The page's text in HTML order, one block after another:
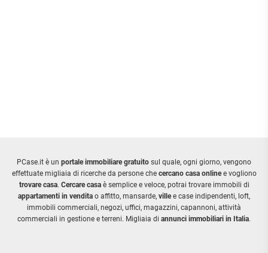
PCase.it è un portale immobiliare gratuito sul quale, ogni giorno, vengono
effettuate migliaia di ricerche da persone che cercano casa onlinee vogliono
trovare casa. Cercare casaè semplice e veloce, potrai trovare immobili di
appartamenti in vendita o affitto, mansarde, villee case indipendenti, loft,
immobili commerciali, negozi, uffici, magazzini, capannoni, attività
commerciali in gestione e terreni. Migliaia di annunci immobiliari in Italia.